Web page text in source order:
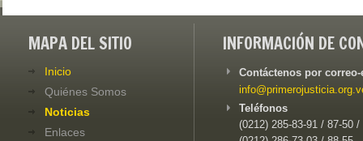
MAPA DEL SITIO
Inicio
Quiénes Somos
Noticias
Enlaces
INFORMACIÓN DE
Contáctenos por
Teléfonos
(0212) 285-83-91 / 87-50 /